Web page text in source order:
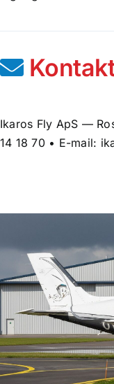
Ikaros Fly ApS —
14 18 70 • E-mail: